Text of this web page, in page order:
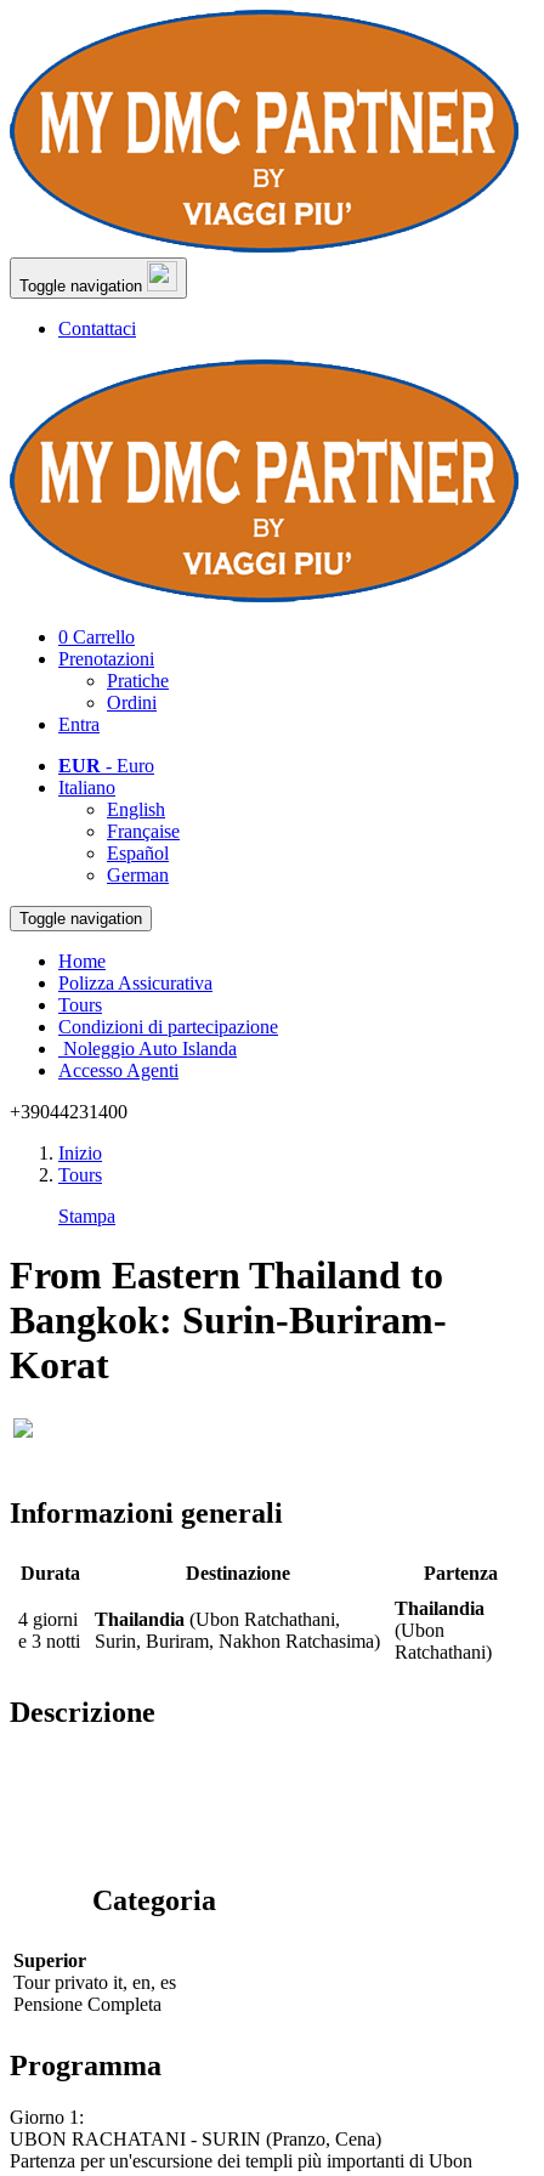
Toggle navigation
Contattaci
0 Carrello
Prenotazioni
Pratiche
Ordini
Entra
EUR - Euro
Italiano
English
Française
Español
German
Toggle navigation
Home
Polizza Assicurativa
Tours
Condizioni di partecipazione
Noleggio Auto Islanda
Accesso Agenti
+39044231400
Inizio
Tours
Stampa
From Eastern Thailand to
Bangkok: Surin-Buriram-
Korat
Informazioni generali
Durata Destinazione Partenza
4 giorni
e 3 notti
Thailandia (Ubon Ratchathani,
Surin, Buriram, Nakhon Ratchasima)
Thailandia
(Ubon
Ratchathani)
Descrizione
Categoria
Superior
Tour privato it, en, es
Pensione Completa
Programma
Giorno 1:
UBON RACHATANI - SURIN (Pranzo, Cena)
Partenza per un'escursione dei templi più importanti di Ubon